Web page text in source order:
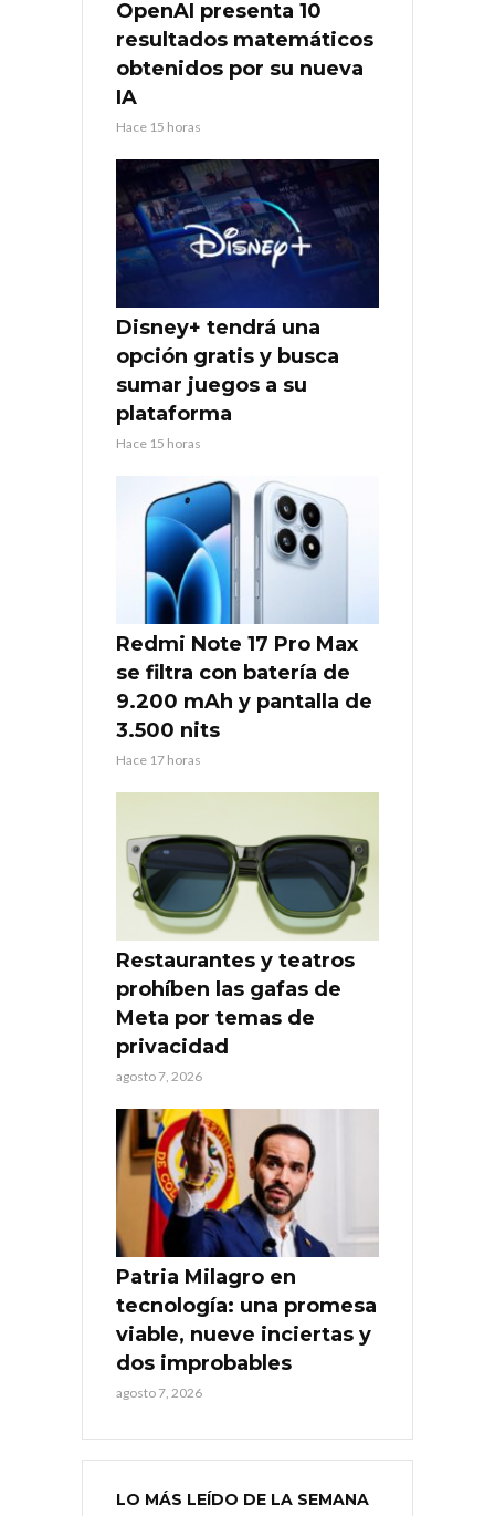
OpenAI presenta 10
resultados matemáticos
obtenidos por su nueva
IA
Hace 15 horas
Disney+ tendrá una
opción gratis y busca
sumar juegos a su
plataforma
Hace 15 horas
Redmi Note 17 Pro Max
se filtra con batería de
9.200 mAh y pantalla de
3.500 nits
Hace 17 horas
Restaurantes y teatros
prohíben las gafas de
Meta por temas de
privacidad
agosto 7, 2026
Patria Milagro en
tecnología: una promesa
viable, nueve inciertas y
dos improbables
agosto 7, 2026
LO MÁS LEÍDO DE LA SEMANA